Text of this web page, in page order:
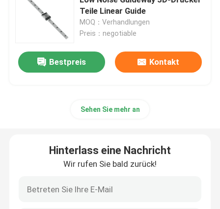
Lineare Führungsschiene
lineare Führungsschienen
Linearführungsmodul
Teile Linear Guide
MOQ：Verhandlungen
Preis：negotiable
Bestpreis Kontakt
Sehen Sie mehr an
Hinterlass eine Nachricht
Wir rufen Sie bald zurück!